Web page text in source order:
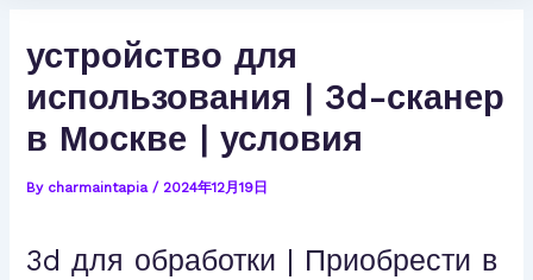
устройство для
использования | 3d-сканер
в Москве | условия
By charmaintapia / 2024年12月19日
3d для обработки | Приобрести в